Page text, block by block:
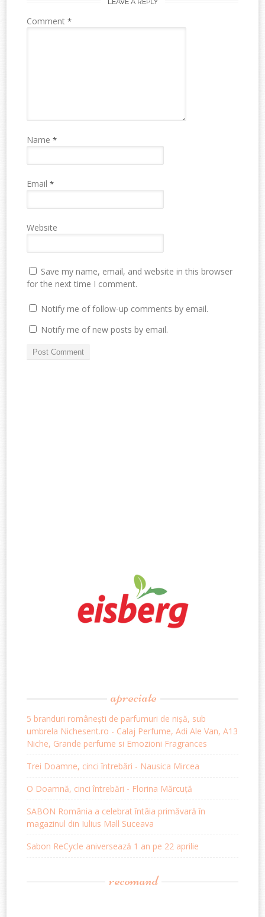
Comment*
Name*
Email*
Website
Save my name, email, and website in this browser
for the next time I comment.
Notify me of follow-up comments by email.
Notify me of new posts by email.
apreciate
5 branduri românești de parfumuri de nișă, sub
umbrela Nichesent.ro - Calaj Perfume, Adi Ale Van, A13
Niche, Grande perfume si Emozioni Fragrances
Trei Doamne, cinci întrebări - Nausica Mircea
O Doamnă, cinci întrebări - Florina Mărcuță
SABON România a celebrat întâia primăvară în
magazinul din Iulius Mall Suceava
Sabon ReCycle aniversează 1 an pe 22 aprilie
recomand